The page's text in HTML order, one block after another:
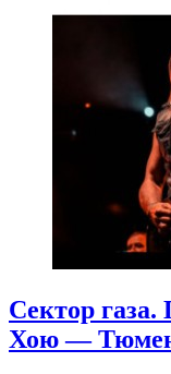
Сектор
Хою —